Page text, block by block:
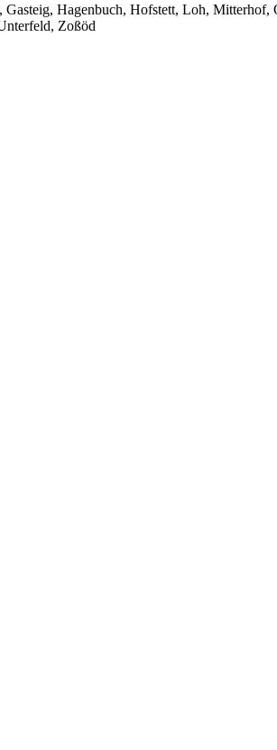
Hagenbuch, Hofstett, Loh, Mitterhof,
Zoßöd